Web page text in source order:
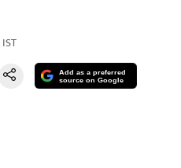
IST
Add as a preferred
source on Google